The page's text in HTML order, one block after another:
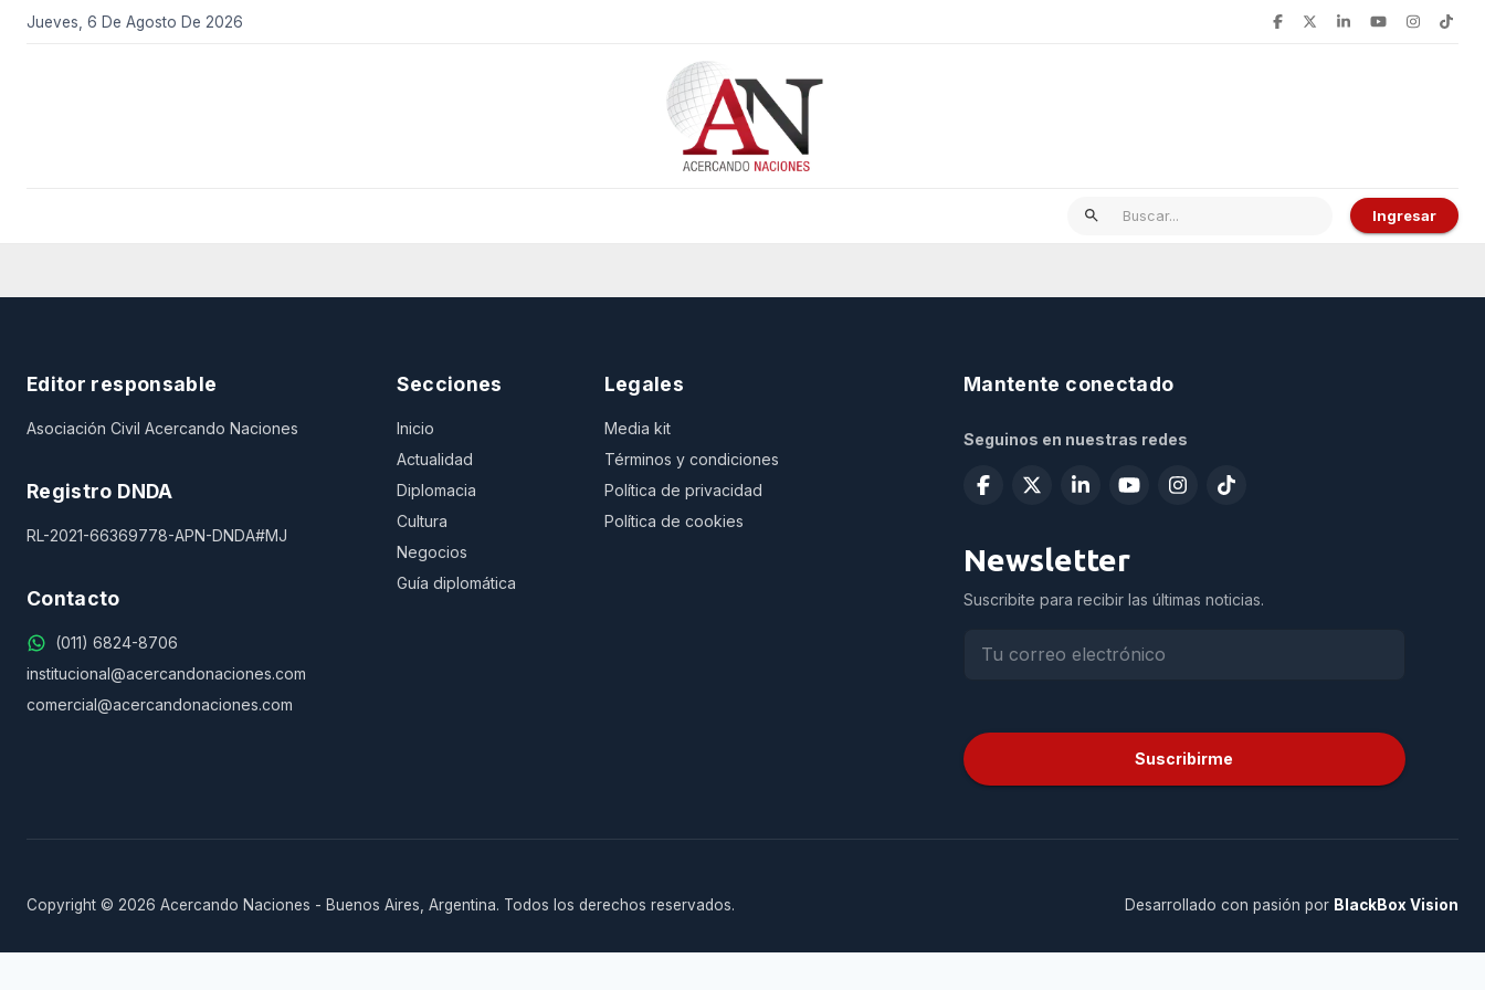
Jueves, 6 De Agosto De 2026
Ingresar
Editor responsable
Asociación Civil Acercando Naciones
Registro DNDA
RL-2021-66369778-APN-DNDA#MJ
Contacto
(011) 6824-8706
institucional@acercandonaciones.com
comercial@acercandonaciones.com
Secciones
Inicio
Actualidad
Diplomacia
Cultura
Negocios
Guía diplomática
Legales
Media kit
Términos y condiciones
Política de privacidad
Política de cookies
Mantente conectado
Seguinos en nuestras redes
Newsletter
Suscribite para recibir las últimas noticias.
Suscribirme
Copyright © 2026 Acercando Naciones - Buenos Aires, Argentina. Todos los derechos reservados. Desarrollado con pasión por BlackBox Vision